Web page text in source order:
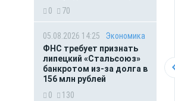
0
70
05.08.2026 14:25
Экономика
ФНС требует признать
липецкий «Стальсоюз»
банкротом из-за долга в
156 млн рублей
0
130